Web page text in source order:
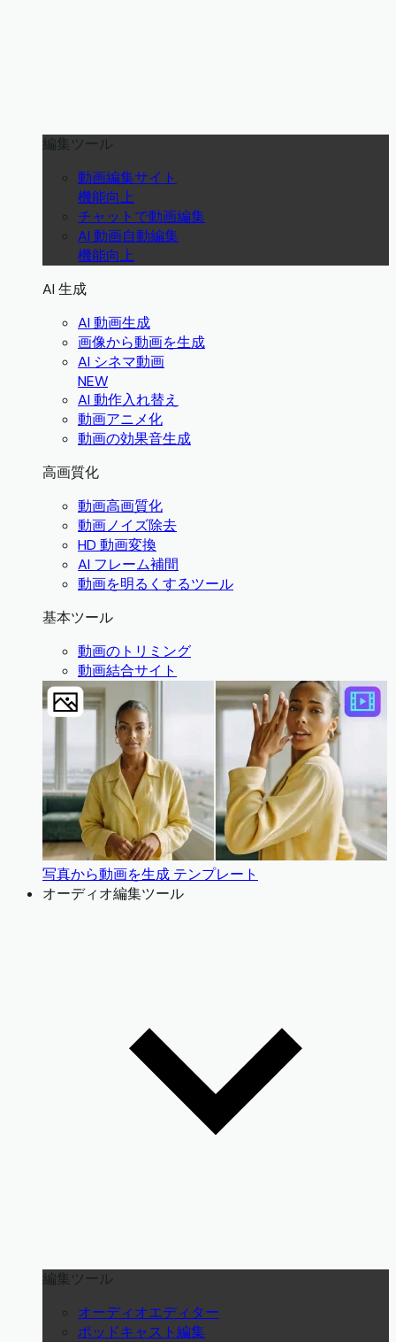
編集ツール
動画編集サイト
機能向上
チャットで動画編集
AI 動画自動編集
機能向上
AI 生成
AI 動画生成
画像から動画を生成
AI シネマ動画
NEW
AI 動作入れ替え
動画アニメ化
動画の効果音生成
高画質化
動画高画質化
動画ノイズ除去
HD 動画変換
AI フレーム補間
動画を明るくするツール
基本ツール
動画のトリミング
動画結合サイト
写真から動画を生成 テンプレート
オーディオ編集ツール
編集ツール
オーディオエディター
ポッドキャスト編集